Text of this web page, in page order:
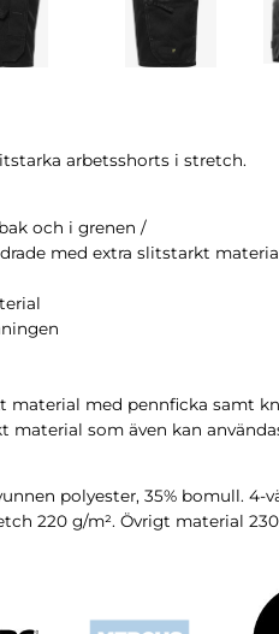
arbetsshorts i stretch.
och i grenen /
med extra slitstarkt
material med pennficka samt
material som även kan
polyester, 35% bomull. 4-
220 g/m². Övrigt material 230